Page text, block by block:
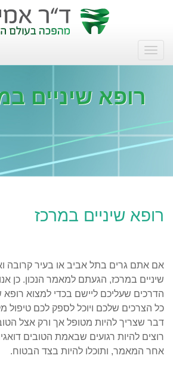
רופא שיניים
רופא שיניים במרכז
אם אתם גרים בתל אביב או בעיר קרובה
שיניים במרכז, הגעתם למאמר הנכון. כן
הדרכים שעליכם ליישם בכדי למצוא רופא
כל הצרכים שלכם ויוכל לספק לכם טיפול
דבר שצריך להיות מטופל אך ורק אצל
רוצים להיות רגועים שבאמת הטובים
אחר המאמר, ותוכלו להיות בצד הבטוח.